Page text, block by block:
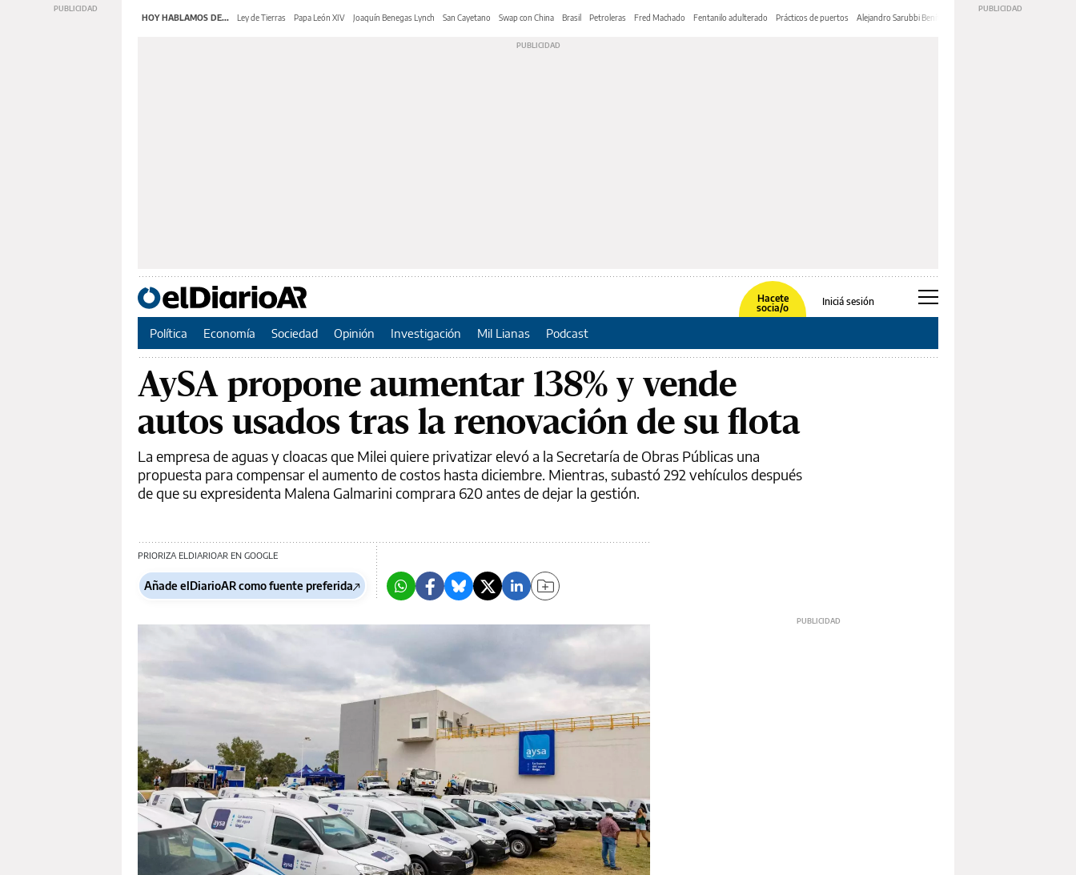
HOY HABLAMOS DE... Ley de Tierras Papa León XIV Joaquín Benegas Lynch San Cayetano Swap con China Brasil Petroleras Fred Machado Fentanilo adulterado Prácticos de puertos Alejandro Sarubbi Benítez
Hacete
socia/o
Iniciá sesión
Política Economía Sociedad Opinión Investigación Mil Lianas Podcast
AySA propone aumentar 138% y vende
autos usados tras la renovación de su flota
La empresa de aguas y cloacas que Milei quiere privatizar elevó a la Secretaría de Obras Públicas una
propuesta para compensar el aumento de costos hasta diciembre. Mientras, subastó 292 vehículos después
de que su expresidenta Malena Galmarini comprara 620 antes de dejar la gestión.
PRIORIZA ELDIARIOAR EN GOOGLE
Añade elDiarioAR como fuente preferida